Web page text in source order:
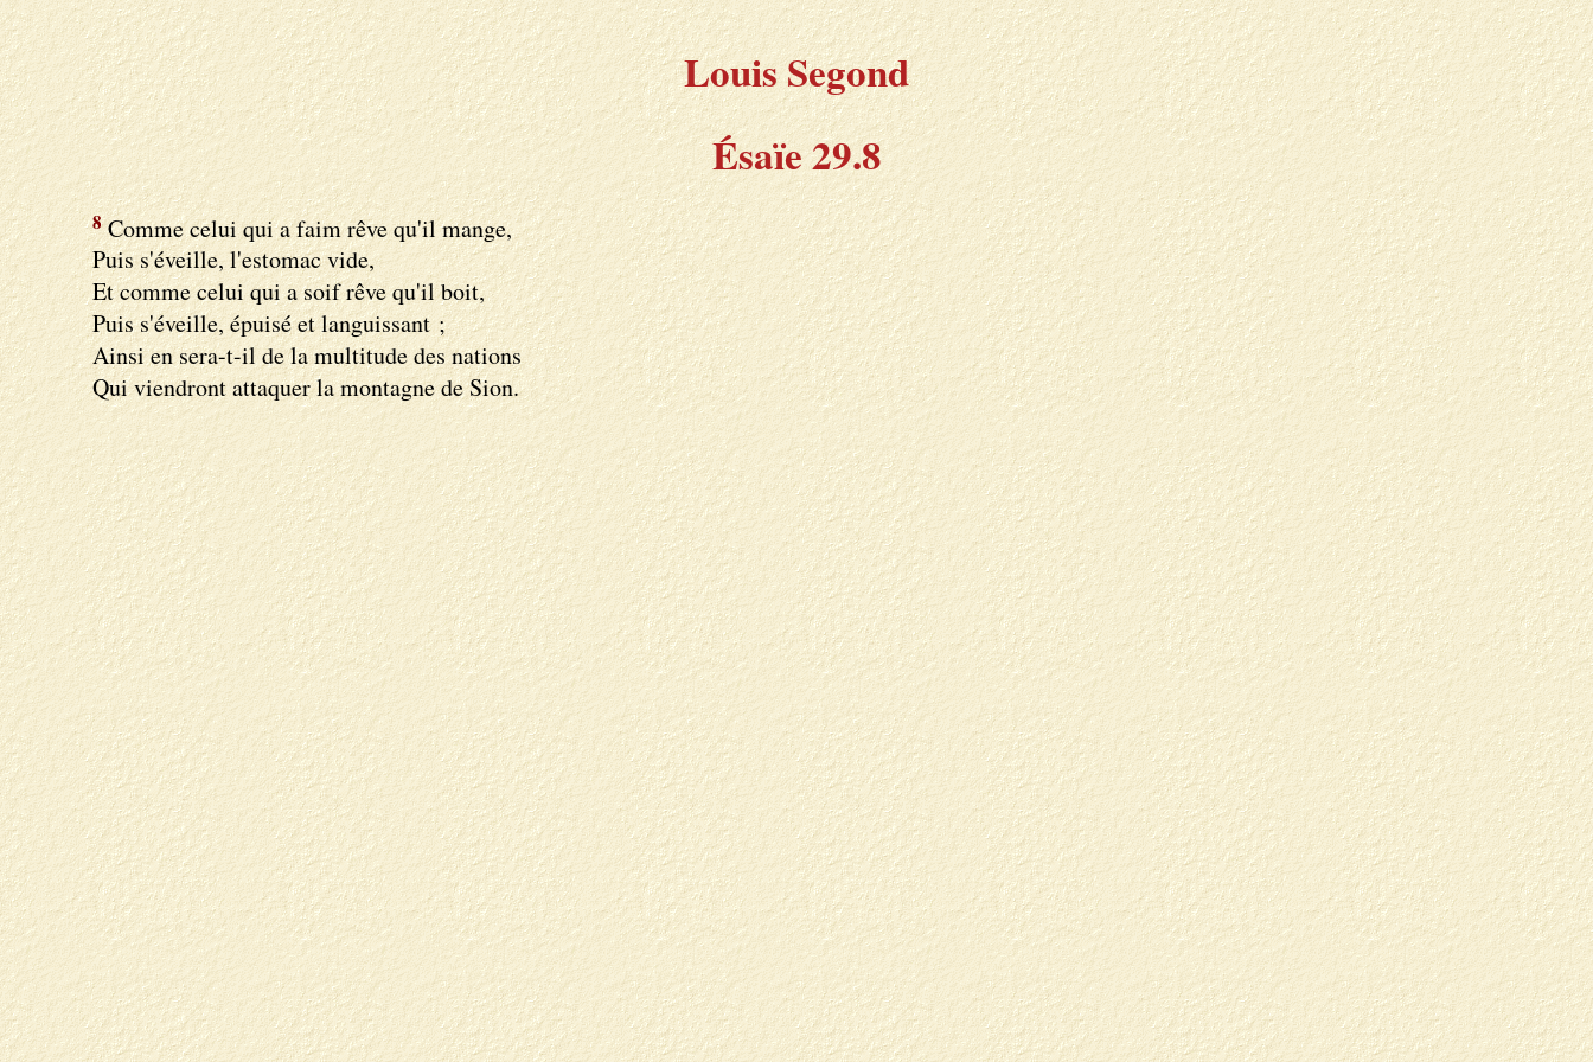
Louis Segond
Ésaïe 29.8
8Comme celui qui a faim rêve qu'il mange,
Puis s'éveille, l'estomac vide,
Et comme celui qui a soif rêve qu'il boit,
Puis s'éveille, épuisé et languissant ;
Ainsi en sera-t-il de la multitude des nations
Qui viendront attaquer la montagne de Sion.